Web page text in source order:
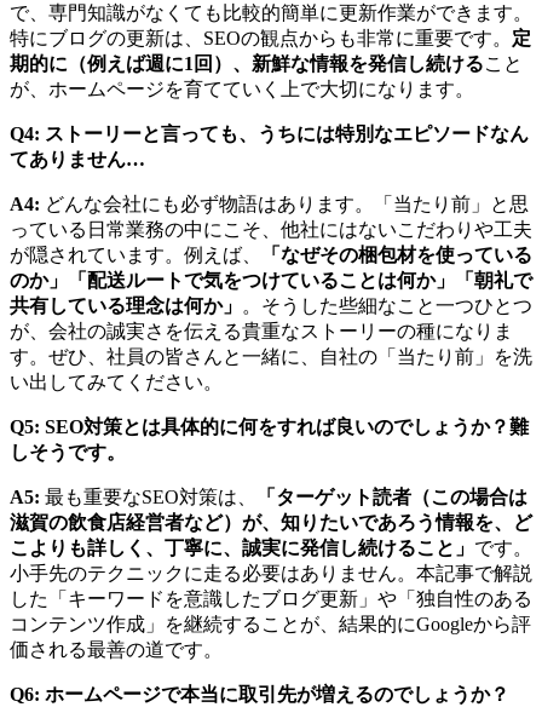
で、専門知識がなくても比較的簡単に更新作業ができます。
特にブログの更新は、SEOの観点からも非常に重要です。 定
期的に（例えば週に1回）、新鮮な情報を発信し続けること
が、ホームページを育てていく上で大切になります。
Q4: ストーリーと言っても、うちには特別なエピソードなん
てありません…
A4: どんな会社にも必ず物語はあります。「当たり前」と思
っている日常業務の中にこそ、他社にはないこだわりや工夫
が隠されています。例えば、
「なぜその梱包材を使っている
のか」「配送ルートで気をつけていることは何か」「朝礼で
共有している理念は何か」 。そうした些細なこと一つひとつ
が、会社の誠実さを伝える貴重なストーリーの種になりま
す。ぜひ、社員の皆さんと一緒に、自社の「当たり前」を洗
い出してみてください。
Q5: SEO対策とは具体的に何をすれば良いのでしょうか？難
しそうです。
A5: 最も重要なSEO対策は、
「ターゲット読者（この場合は
滋賀の飲食店経営者など）が、知りたいであろう情報を、ど
こよりも詳しく、丁寧に、誠実に発信し続けること」 です。
小手先のテクニックに走る必要はありません。本記事で解説
した「キーワードを意識したブログ更新」や「独自性のある
コンテンツ作成」を継続することが、結果的にGoogleから評
価される最善の道です。
Q6: ホームページで本当に取引先が増えるのでしょうか？